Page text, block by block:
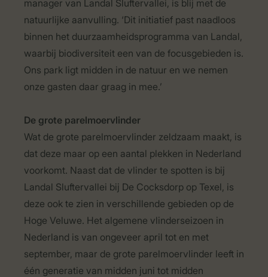
manager van Landal Sluftervallei, is blij met de
natuurlijke aanvulling. ‘Dit initiatief past naadloos
binnen het duurzaamheidsprogramma van Landal,
waarbij biodiversiteit een van de focusgebieden is.
Ons park ligt midden in de natuur en we nemen
onze gasten daar graag in mee.’
De grote parelmoervlinder
Wat de grote parelmoervlinder zeldzaam maakt, is
dat deze maar op een aantal plekken in Nederland
voorkomt. Naast dat de vlinder te spotten is bij
Landal Sluftervallei bij De Cocksdorp op Texel, is
deze ook te zien in verschillende gebieden op de
Hoge Veluwe. Het algemene vlinderseizoen in
Nederland is van ongeveer april tot en met
september, maar de grote parelmoervlinder leeft in
één generatie van midden juni tot midden